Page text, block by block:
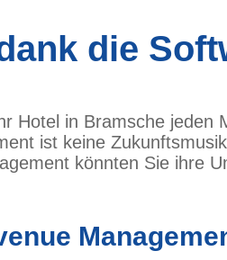
die
Hotel in Bramsche
ist keine
könnten Sie ihre